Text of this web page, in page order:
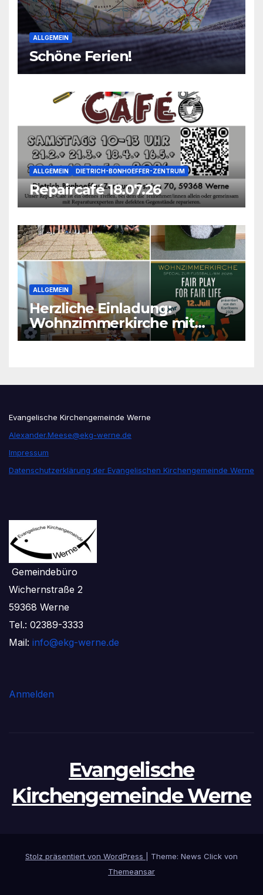
ALLGEMEIN
Schöne Ferien!
ALLGEMEIN DIETRICH-BONHOEFFER-ZENTRUM
Repaircafé 18.07.26
ALLGEMEIN
Herzliche Einladung:
Wohnzimmerkirche mit
unseren Konfis
Evangelische Kirchengemeinde Werne
Alexander.Meese@ekg-werne.de
Impressum
Datenschutzerklärung der Evangelischen Kirchengemeinde Werne
Gemeindebüro
Wichernstraße 2
59368 Werne
Tel.: 02389-3333
Mail: info@ekg-werne.de
Anmelden
Evangelische
Kirchengemeinde Werne
Stolz präsentiert von WordPress
Theme: News Click von
Themeansar